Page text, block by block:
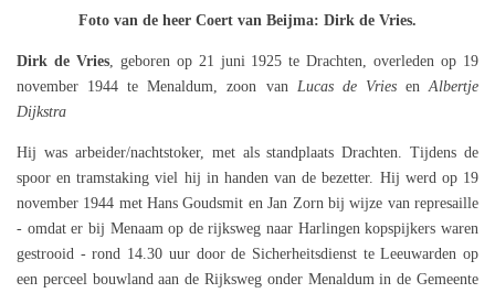
Foto van de heer Coert van Beijma: Dirk de Vries.
Dirk de Vries, geboren op 21 juni 1925 te Drachten, overleden op 19
november 1944 te Menaldum, zoon van Lucas de VriesenAlbertje
Dijkstra
Hij was arbeider/nachtstoker, met als standplaats Drachten. Tijdens de
spoor en tramstaking viel hij in handen van de bezetter. Hij werd op 19
november 1944 met Hans Goudsmit en Jan Zorn bij wijze van represaille
- omdat er bij Menaam op de rijksweg naar Harlingen kopspijkers waren
gestrooid - rond 14.30 uur door de Sicherheitsdienst te Leeuwarden op
een perceel bouwland aan de Rijksweg onder Menaldum in de Gemeente